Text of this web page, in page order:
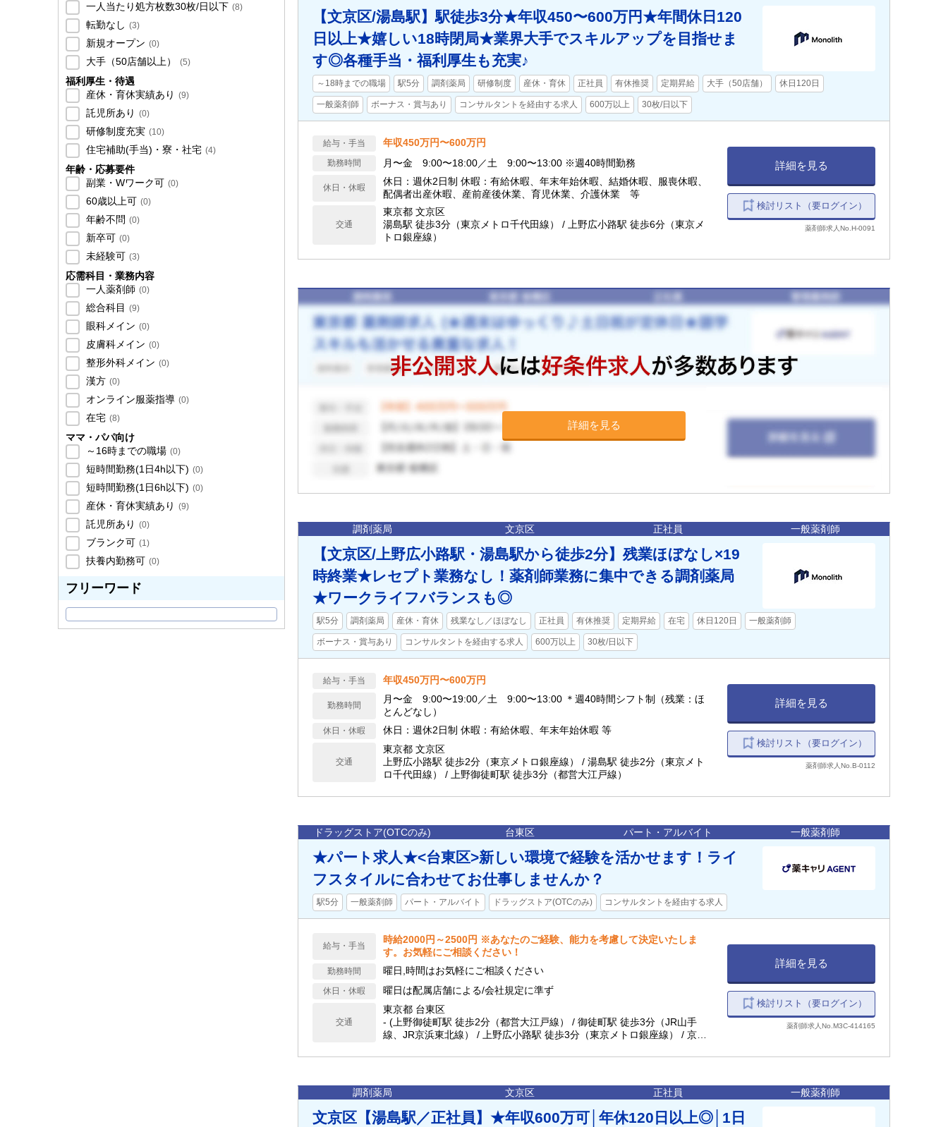
一人当たり処方枚数30枚/日以下 (8)
転勤なし (3)
新規オープン (0)
大手（50店舗以上） (5)
福利厚生・待遇
産休・育休実績あり (9)
託児所あり (0)
研修制度充実 (10)
住宅補助(手当)・寮・社宅 (4)
年齢・応募要件
副業・Wワーク可 (0)
60歳以上可 (0)
年齢不問 (0)
新卒可 (0)
未経験可 (3)
応需科目・業務内容
一人薬剤師 (0)
総合科目 (9)
眼科メイン (0)
皮膚科メイン (0)
整形外科メイン (0)
漢方 (0)
オンライン服薬指導 (0)
在宅 (8)
ママ・パパ向け
～16時までの職場 (0)
短時間勤務(1日4h以下) (0)
短時間勤務(1日6h以下) (0)
産休・育休実績あり (9)
託児所あり (0)
ブランク可 (1)
扶養内勤務可 (0)
フリーワード
【文京区/湯島駅】駅徒歩3分★年収450〜600万円★年間休日120
日以上★嬉しい18時閉局★業界大手でスキルアップを目指せま
す◎各種手当・福利厚生も充実♪
～18時までの職場 駅5分 調剤薬局 研修制度 産休・育休 正社員 有休推奨 定期昇給 大手（50店舗） 休日120日
一般薬剤師 ボーナス・賞与あり コンサルタントを経由する求人 600万以上 30枚/日以下
給与・手当 年収450万円〜600万円
勤務時間 月〜金 9:00〜18:00／土 9:00〜13:00 ※週40時間勤務
休日・休暇
休日：週休2日制 休暇：有給休暇、年末年始休暇、結婚休暇、服喪休暇、
配偶者出産休暇、産前産後休業、育児休業、介護休業 等
交通
東京都 文京区
湯島駅 徒歩3分（東京メトロ千代田線） / 上野広小路駅 徒歩6分（東京メ
トロ銀座線）
詳細を見る
検討リスト（要ログイン）
薬剤師求人No.H-0091
詳細を見る
調剤薬局 文京区 正社員 一般薬剤師
【文京区/上野広小路駅・湯島駅から徒歩2分】残業ほぼなし×19
時終業★レセプト業務なし！薬剤師業務に集中できる調剤薬局
★ワークライフバランスも◎
駅5分 調剤薬局 産休・育休 残業なし／ほぼなし 正社員 有休推奨 定期昇給 在宅 休日120日 一般薬剤師
ボーナス・賞与あり コンサルタントを経由する求人 600万以上 30枚/日以下
給与・手当 年収450万円〜600万円
勤務時間
月〜金 9:00〜19:00／土 9:00〜13:00 ＊週40時間シフト制（残業：ほ
とんどなし）
休日・休暇 休日：週休2日制 休暇：有給休暇、年末年始休暇 等
交通
東京都 文京区
上野広小路駅 徒歩2分（東京メトロ銀座線） / 湯島駅 徒歩2分（東京メト
ロ千代田線） / 上野御徒町駅 徒歩3分（都営大江戸線）
詳細を見る
検討リスト（要ログイン）
薬剤師求人No.B-0112
ドラッグストア(OTCのみ) 台東区 パート・アルバイト 一般薬剤師
★パート求人★<台東区>新しい環境で経験を活かせます！ライ
フスタイルに合わせてお仕事しませんか？
駅5分 一般薬剤師 パート・アルバイト ドラッグストア(OTCのみ) コンサルタントを経由する求人
給与・手当
時給2000円～2500円 ※あなたのご経験、能力を考慮して決定いたしま
す。お気軽にご相談ください！
勤務時間 曜日,時間はお気軽にご相談ください
休日・休暇 曜日は配属店舗による/会社規定に準ず
交通
東京都 台東区
- (上野御徒町駅 徒歩2分（都営大江戸線） / 御徒町駅 徒歩3分（JR山手
線、JR京浜東北線） / 上野広小路駅 徒歩3分（東京メトロ銀座線） / 京成
（東京メトロ日比谷線） / 上野駅 徒歩5分（東京メトロ銀座線、東京メト
詳細を見る
検討リスト（要ログイン）
薬剤師求人No.M3C-414165
調剤薬局 文京区 正社員 一般薬剤師
文京区【湯島駅／正社員】★年収600万可│年休120日以上◎│1日